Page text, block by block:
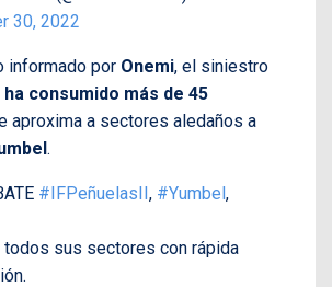
30, 2022
informado por Onemi, el siniestro
ha consumido más de 45
aproxima a sectores aledaños a
.
#IFPeñuelasII, #Yumbel,
todos sus sectores con rápida